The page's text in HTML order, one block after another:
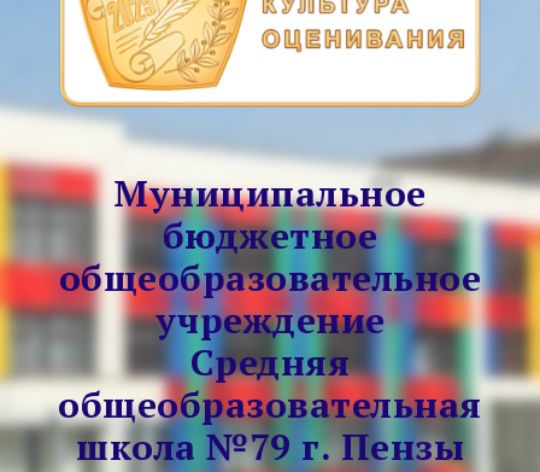
Муниципальное
бюджетное
общеобразовательное
учреждение
Средняя
общеобразовательная
школа №79 г. Пензы